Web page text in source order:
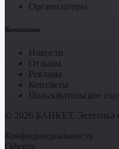
Организаторы
Компания
Новости
Отзывы
Реклама
Контакты
Пользовательское
© 2026 БАНКЕТ. Эстетика
Конфиденциальность
Оферта